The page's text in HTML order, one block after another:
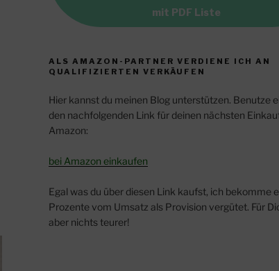
mit PDF Liste
ALS AMAZON-PARTNER VERDIENE ICH AN
QUALIFIZIERTEN VERKÄUFEN
Hier kannst du meinen Blog unterstützen. Benutze
den nachfolgenden Link für deinen nächsten
Amazon:
bei Amazon einkaufen
Egal was du über diesen Link kaufst, ich bekomme
Prozente vom Umsatz als Provision vergütet. Für
aber nichts teurer!